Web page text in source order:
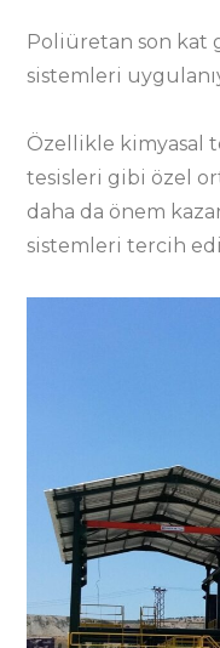
Poliüretan son kat
sistemleri
Özellikle kimyasal
tesisleri gibi özel
daha da önem
sistemleri tercih